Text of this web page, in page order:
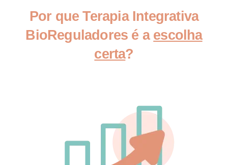
Por que Terapia Integrativa
BioReguladores é a escolha
certa?